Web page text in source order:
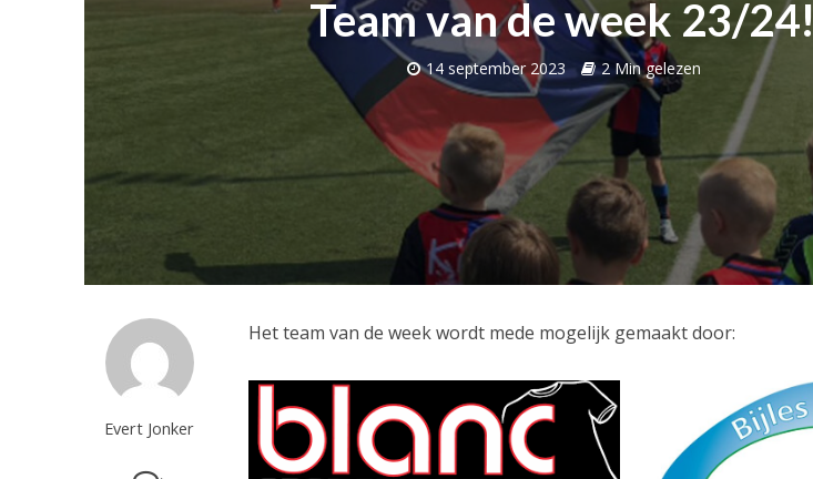
Team van de week 23/24!
14 september 2023 2 Min gelezen
Evert Jonker
Het team van de week wordt mede mogelijk gemaakt door: